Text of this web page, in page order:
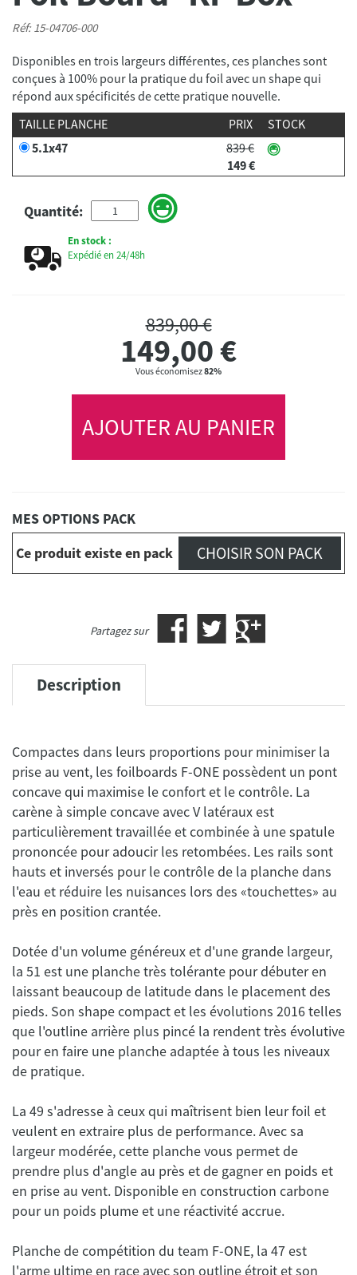
Réf: 15-04706-000
Disponibles en trois largeurs différentes, ces planches sont
conçues à 100% pour la pratique du foil avec un shape qui
répond aux spécificités de cette pratique nouvelle.
TAILLE PLANCHE
PRIX
STOCK
5.1x47
839 €
149 €
Quantité:
En stock :
Expédié en 24/48h
839,00 €
149,00€
Vous économisez82%
AJOUTER AU PANIER
MES OPTIONS PACK
Ce produit existe en pack
CHOISIR SON PACK
Partagez sur
Description
Compactes dans leurs proportions pour minimiser la
prise au vent, les foilboards F-ONE possèdent un pont
concave qui maximise le confort et le contrôle. La
carène à simple concave avec V latéraux est
particulièrement travaillée et combinée à une spatule
prononcée pour adoucir les retombées. Les rails sont
hauts et inversés pour le contrôle de la planche dans
l'eau et réduire les nuisances lors des «touchettes» au
Dotée d'un volume généreux et d'une grande largeur,
la 51 est une planche très tolérante pour débuter en
laissant beaucoup de latitude dans le placement des
pieds. Son shape compact et les évolutions 2016 telles
que l'outline arrière plus pincé la rendent très évolutive
pour en faire une planche adaptée à tous les niveaux
La 49 s'adresse à ceux qui maîtrisent bien leur foil et
veulent en extraire plus de performance. Avec sa
largeur modérée, cette planche vous permet de
prendre plus d'angle au près et de gagner en poids et
en prise au vent. Disponible en construction carbone
Planche de compétition du team F-ONE, la 47 est
l'arme ultime en race avec son outline étroit et son